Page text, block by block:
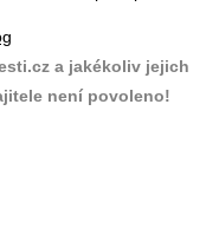
a jakékoliv jejich
není povoleno!